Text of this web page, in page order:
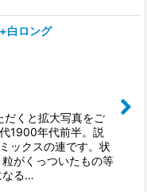
白ロング
だくと拡大写真をご
1900年代前半。説
ックスの連です。状
がくっついたもの等
なる…